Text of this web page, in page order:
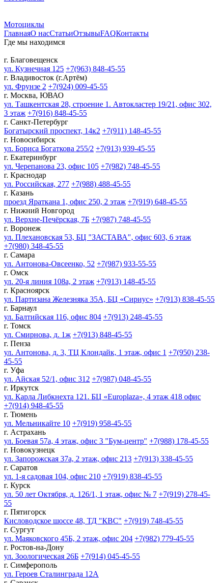
Мотоциклы
ГлавнаяО насСтатьиОтзывыFAQКонтакты
Где мы находимся
г. Благовещенск
ул. Кузнечная 125 +7(963) 848-45-55
г. Владивосток (г.Артём)
ул. Фрунзе 2 +7(924) 009-45-55
г. Москва, ЮВАО
ул. Ташкентская 28, строение 1. Автокластер 19/21, офис 302,
3 этаж +7(916) 848-45-55
г. Санкт-Петербург
Богатырский проспект, 14к2 +7(911) 148-45-55
г. Новосибирск
ул. Бориса Богаткова 255/2 +7(913) 939-45-55
г. Екатеринбург
ул. Черепанова 23, офис 105 +7(982) 748-45-55
г. Краснодар
ул. Российская, 277 +7(988) 488-45-55
г. Казань
проезд Яраткана 1, офис 250, 2 этаж +7(919) 648-45-55
г. Нижний Новгород
ул. Верхне-Печёрская, 7Б +7(987) 748-45-55
г. Воронеж
ул. Плехановская 53, БЦ "ЗАСТАВА", офис 603, 6 этаж
+7(980) 348-45-55
г. Самара
ул. Антонова-Овсеенко, 52 +7(987) 933-55-55
г. Омск
ул. 20-я линия 108а, 2 этаж +7(913) 148-45-55
г. Красноярск
ул. Партизана Железняка 35А, БЦ «Сириус» +7(913) 838-45-55
г. Барнаул
ул. Балтийская 116, офис 804 +7(913) 248-45-55
г. Томск
ул. Смирнова, д. 1ж +7(913) 848-45-55
г. Пенза
ул. Антонова, д. 3, ТЦ Клондайк, 1 этаж, офис 1 +7(950) 238-
45-55
г. Уфа
ул. Айская 52/1, офис 312 +7(987) 048-45-55
г. Иркутск
ул. Карла Либкнехта 121. БЦ «Europlaza», 4 этаж 418 офис
+7(914) 948-45-55
г. Тюмень
ул. Мельникайте 10 +7(919) 958-45-55
г. Астрахань
ул. Боевая 57а, 4 этаж, офис 3 "Бум-центр" +7(988) 178-45-55
г. Новокузнецк
ул. Запорожская 37а, 2 этаж, офис 213 +7(913) 338-45-55
г. Саратов
ул. 1-я садовая 104, офис 210 +7(919) 838-45-55
г. Курск
ул. 50 лет Октября, д. 126/1, 1 этаж, офис № 7 +7(919) 278-45-
55
г. Пятигорск
Кисловодское шоссе 48, ТД "КВС" +7(919) 748-45-55
г. Сургут
ул. Маяковского 45Б, 2 этаж, офис 204 +7(982) 779-45-55
г. Ростов-на-Дону
ул. Зоологическая 26Б +7(914) 045-45-55
г. Симферополь
ул. Героев Сталинграда 12А